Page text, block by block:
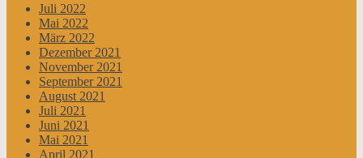
Juli 2022
Mai 2022
März 2022
Dezember 2021
November 2021
September 2021
August 2021
Juli 2021
Juni 2021
Mai 2021
April 2021